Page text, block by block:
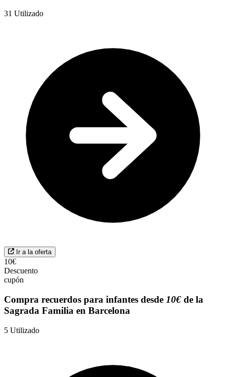
31 Utilizado
Ir a la oferta
10€
Descuento
cupón
Compra recuerdos para infantes desde 10€ de la
Sagrada Familia en Barcelona
5 Utilizado